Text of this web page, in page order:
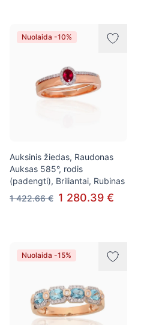
Nuolaida -10%
Auksinis žiedas, Raudonas
Auksas 585°, rodis
(padengti), Briliantai, Rubinas
1 422.66 € 1 280.39 €
Nuolaida -15%